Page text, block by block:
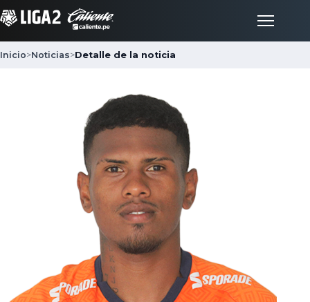
Noticias
Inicio>Noticias>Detalle de la noticia